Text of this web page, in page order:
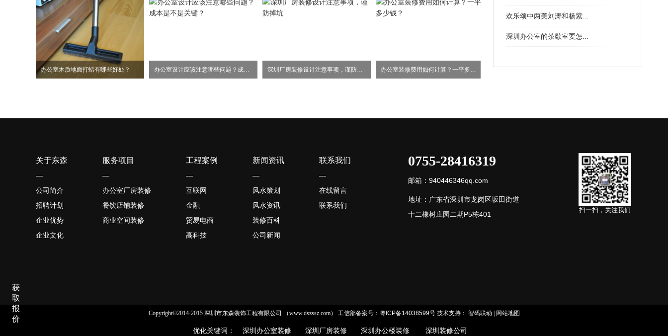
办公室木质地面打蜡有哪些好处？ 办公室设计应该注意哪些问题？成本是不是关键？ 深圳厂房装修设计注意事项，谨防掉坑 办公室装修费用如何计算？一平多少钱？
欢乐颂中两美刘涛和杨紫...
深圳办公室的茶歇室要怎...
关于东森
—
公司简介
招聘计划
企业优势
企业文化
服务项目
—
办公室厂房装修
餐饮店铺装修
商业空间装修
工程案例
—
互联网
金融
贸易电商
高科技
新闻资讯
—
风水策划
风水资讯
装修百科
公司新闻
联系我们
—
在线留言
联系我们
0755-28416319
邮箱：940446346qq.com
地址：广东省深圳市龙岗区坂田街道
十二橡树庄园二期P5栋401
扫一扫，关注我们
Copyright©2014-2015 深圳市东森装饰工程有限公司 （www.dszssz.com） 工信部备案号：粤ICP备14038599号 技术支持： 智码联动 网站地图
优化关键词： 深圳办公室装修 深圳厂房装修 深圳办公楼装修 深圳装修公司
获
取
报
价